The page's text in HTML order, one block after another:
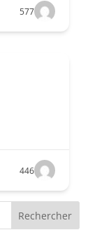
577
446
Rechercher